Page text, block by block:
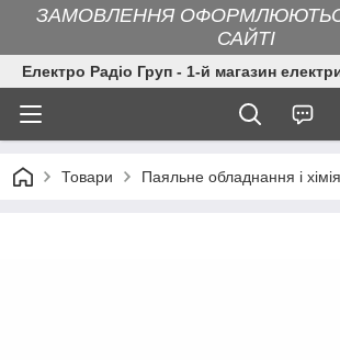
ЗАМОВЛЕННЯ
САЙТІ
Електро Радіо Груп - 1-й магазин
Товари Паяльне обладнання і хімія